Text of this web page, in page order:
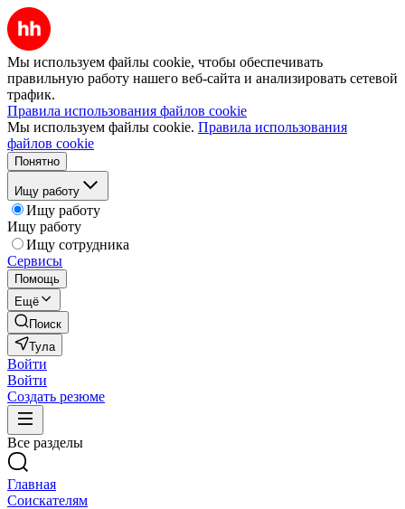
Мы используем файлы cookie, чтобы обеспечивать
правильную работу нашего веб-сайта и анализировать сетевой
трафик.
Правила использования файлов cookie
Мы используем файлы cookie. Правила использования
файлов cookie
Понятно
Ищу работу
Ищу работу
Ищу работу
Ищу сотрудника
Сервисы
Помощь
Ещё
Поиск
Тула
Войти
Войти
Создать резюме
Все разделы
Главная
Соискателям